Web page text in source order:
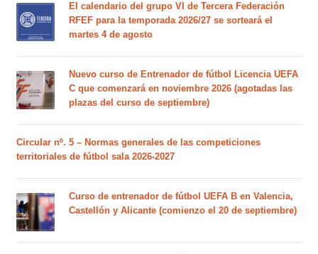
El calendario del grupo VI de Tercera Federación
RFEF para la temporada 2026/27 se sorteará el
martes 4 de agosto
Nuevo curso de Entrenador de fútbol Licencia UEFA
C que comenzará en noviembre 2026 (agotadas las
plazas del curso de septiembre)
Circular nº. 5 – Normas generales de las competiciones
territoriales de fútbol sala 2026-2027
Curso de entrenador de fútbol UEFA B en Valencia,
Castellón y Alicante (comienzo el 20 de septiembre)